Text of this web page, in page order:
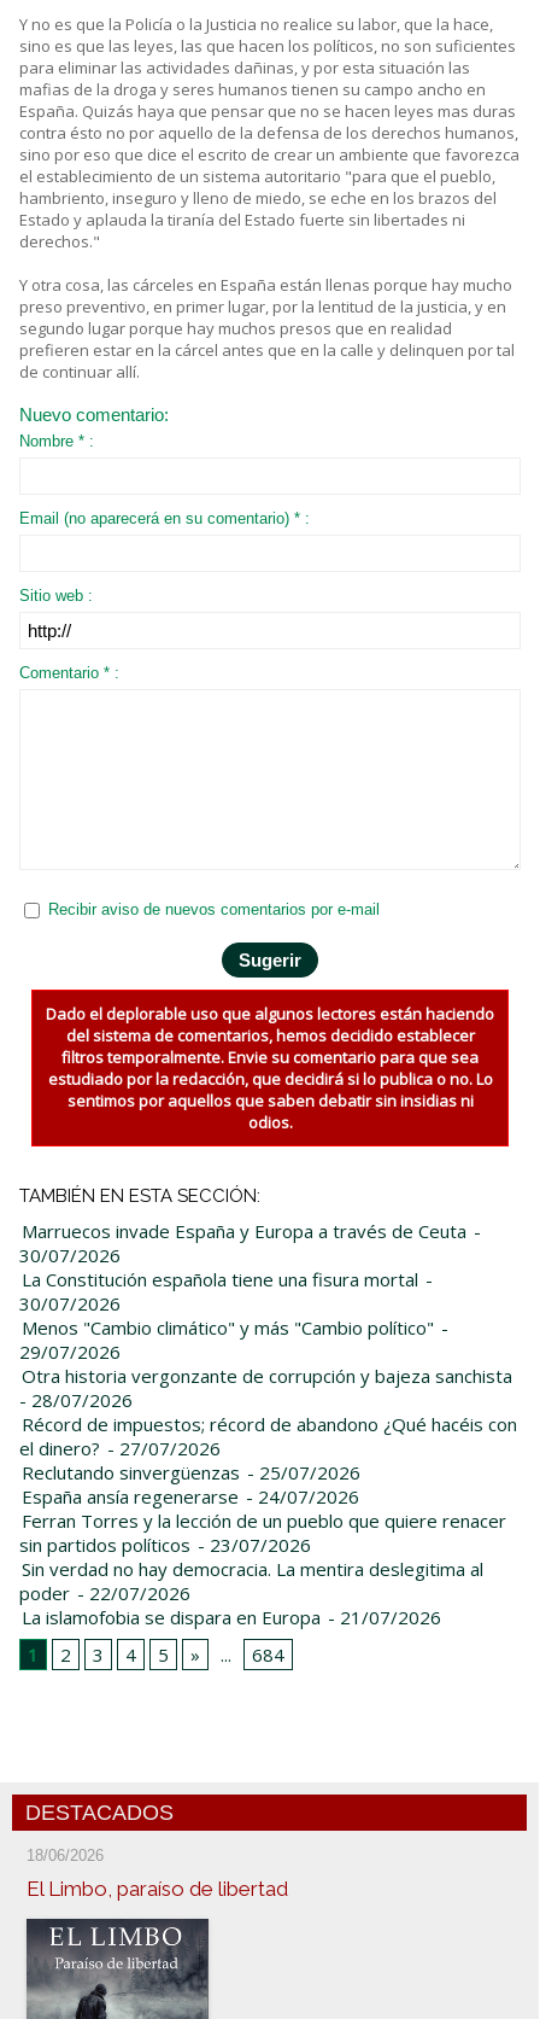
Y no es que la Policía o la Justicia no realice su labor, que la hace,
sino es que las leyes, las que hacen los políticos, no son suficientes
para eliminar las actividades dañinas, y por esta situación las
mafias de la droga y seres humanos tienen su campo ancho en
España. Quizás haya que pensar que no se hacen leyes mas duras
contra ésto no por aquello de la defensa de los derechos humanos,
sino por eso que dice el escrito de crear un ambiente que favorezca
el establecimiento de un sistema autoritario "para que el pueblo,
hambriento, inseguro y lleno de miedo, se eche en los brazos del
Estado y aplauda la tiranía del Estado fuerte sin libertades ni
derechos."
Y otra cosa, las cárceles en España están llenas porque hay mucho
preso preventivo, en primer lugar, por la lentitud de la justicia, y en
segundo lugar porque hay muchos presos que en realidad
prefieren estar en la cárcel antes que en la calle y delinquen por tal
de continuar allí.
Nuevo comentario:
Nombre * :
Email (no aparecerá en su comentario) * :
Sitio web :
Comentario * :
Recibir aviso de nuevos comentarios por e-mail
Dado el deplorable uso que algunos lectores están haciendo
del sistema de comentarios, hemos decidido establecer
filtros temporalmente. Envie su comentario para que sea
estudiado por la redacción, que decidirá si lo publica o no. Lo
sentimos por aquellos que saben debatir sin insidias ni
odios.
TAMBIÉN EN ESTA SECCIÓN:
Marruecos invade España y Europa a través de Ceuta -
30/07/2026
La Constitución española tiene una fisura mortal -
30/07/2026
Menos "Cambio climático" y más "Cambio político" -
29/07/2026
Otra historia vergonzante de corrupción y bajeza sanchista
- 28/07/2026
Récord de impuestos; récord de abandono ¿Qué hacéis con
el dinero? - 27/07/2026
Reclutando sinvergüenzas - 25/07/2026
España ansía regenerarse - 24/07/2026
Ferran Torres y la lección de un pueblo que quiere renacer
sin partidos políticos - 23/07/2026
Sin verdad no hay democracia. La mentira deslegitima al
poder - 22/07/2026
La islamofobia se dispara en Europa - 21/07/2026
1
2 3 4 5 » ... 684
DESTACADOS
18/06/2026
El Limbo, paraíso de libertad